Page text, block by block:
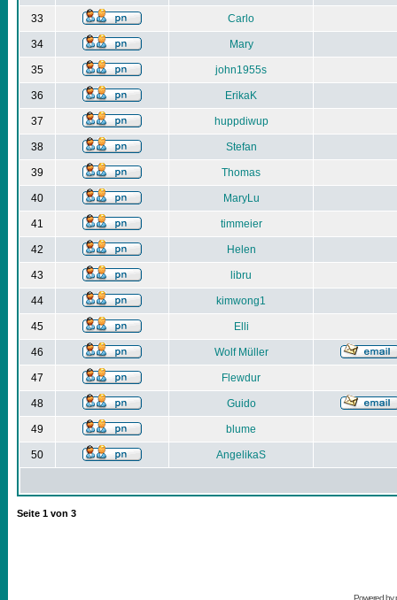
33 Carlo
34 Mary
35 john1955s
36 ErikaK
37 huppdiwup
38 Stefan
39 Thomas
40 MaryLu
41 timmeier
42 Helen
43 libru
44 kimwong1
45 Elli
46 Wolf Müller
47 Flewdur
48 Guido
49 blume
50 AngelikaS
Seite 1 von 3
Powered by